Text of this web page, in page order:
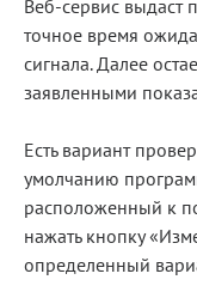
Веб-сервис выдаст
точное время
сигнала. Далее
заявленными
Есть вариант
умолчанию
расположенный к
нажать кнопку
определенный